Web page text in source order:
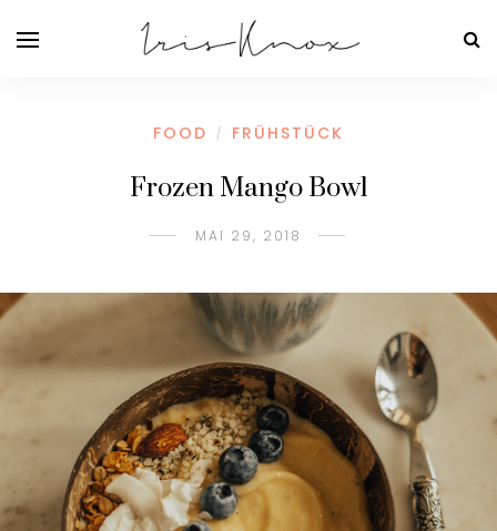
FOOD / FRÜHSTÜCK
Frozen Mango Bowl
MAI 29, 2018